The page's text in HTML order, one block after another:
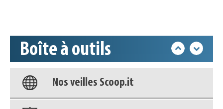
Boîte à outils
Base documentaire
Nos veilles Scoop.it